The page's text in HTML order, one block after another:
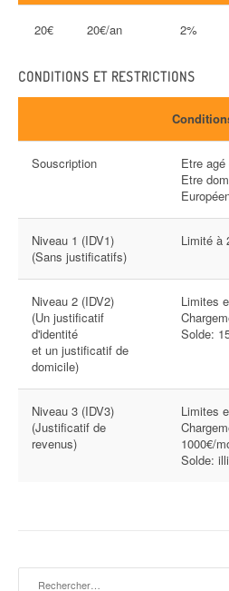
20€ 20€/an 2%
CONDITIONS ET RESTRICTIONS
Souscription
Etre
Etre
Niveau 1 (IDV1)
(Sans justificatifs)
Limité à
Niveau 2 (IDV2)
(Un justificatif
d'identité
et un justificatif de
domicile)
Limites
Solde:
Niveau 3 (IDV3)
(Justificatif de
revenus)
Limites
1000€/
Solde: